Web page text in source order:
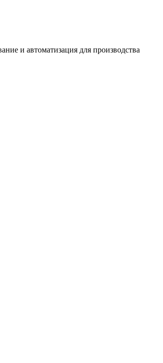
и автоматизация для производства